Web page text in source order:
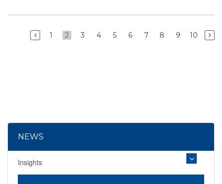
1 2 3 4 5 6 7 8 9 10
NEWS
Insights